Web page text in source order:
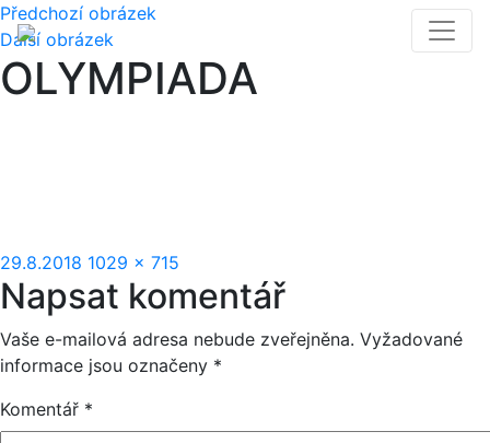
Předchozí obrázek
Další obrázek
OLYMPIADA
Publikováno:
29.8.2018 Původní
velikost:
1029 × 715
Napsat komentář
Vaše e-mailová adresa nebude zveřejněna. Vyžadované
informace jsou označeny *
Komentář *